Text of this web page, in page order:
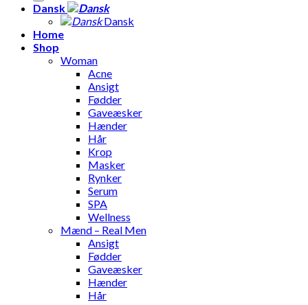
Dansk
Dansk
Home
Shop
Woman
Acne
Ansigt
Fødder
Gaveæsker
Hænder
Hår
Krop
Masker
Rynker
Serum
SPA
Wellness
Mænd – Real Men
Ansigt
Fødder
Gaveæsker
Hænder
Hår